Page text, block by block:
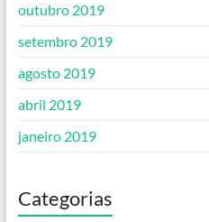
outubro 2019
setembro 2019
agosto 2019
abril 2019
janeiro 2019
Categorias